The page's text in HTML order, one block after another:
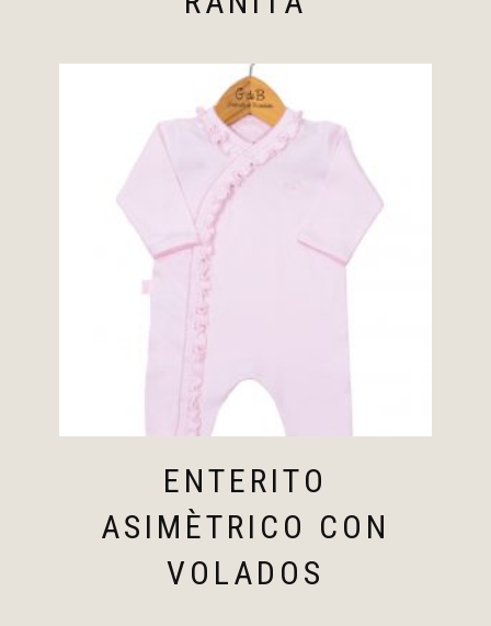
ENTERITO
ASIMÈTRICO CON
VOLADOS